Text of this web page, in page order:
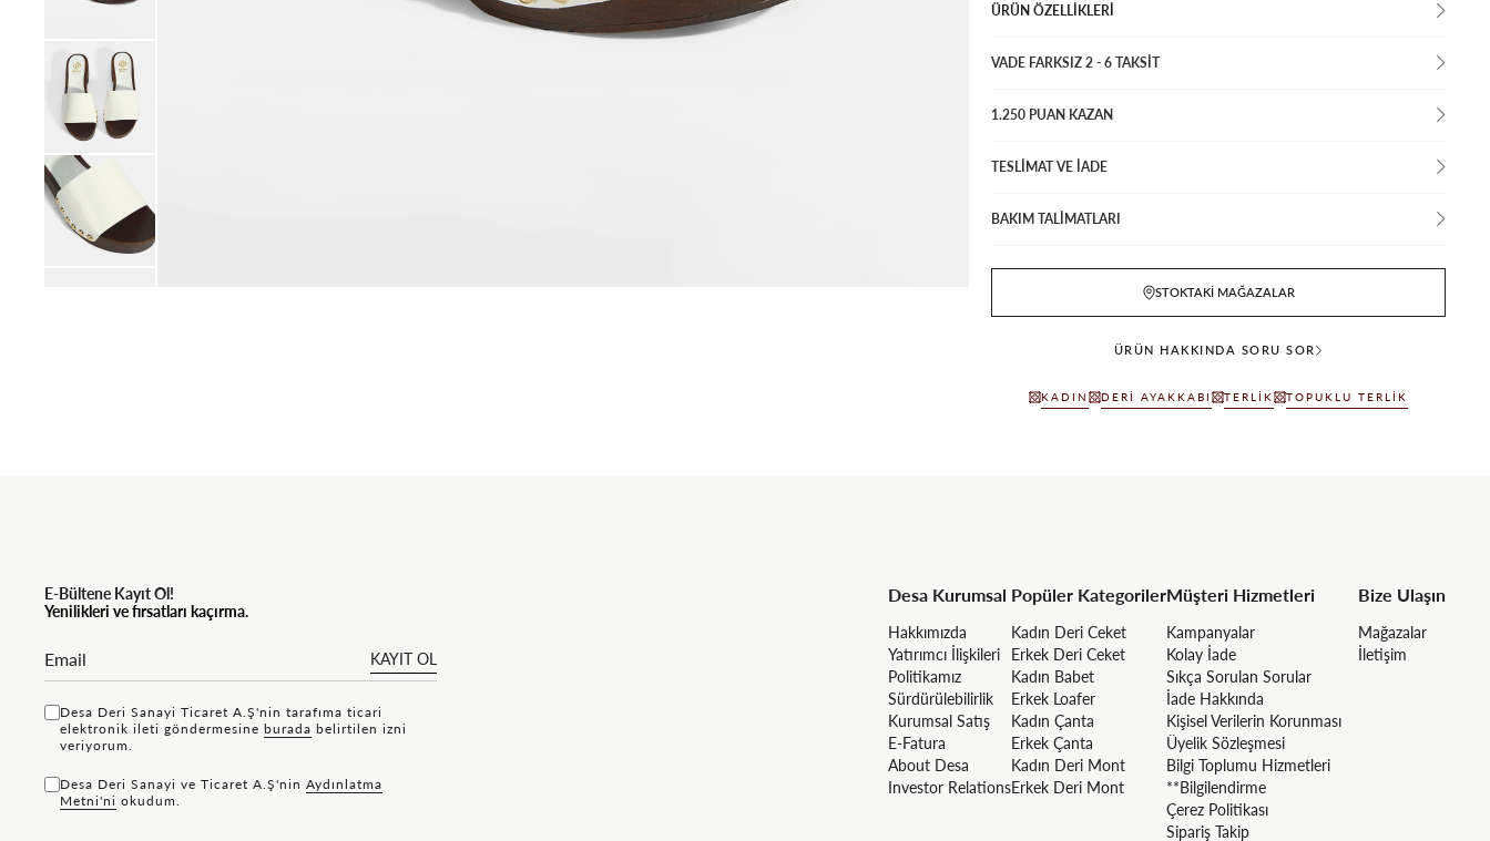
ÜRÜN ÖZELLIKLERI
VADE FARKSIZ 2 - 6 TAKSIT
1.250 PUAN KAZAN
TESLİMAT VE İADE
BAKIM TALİMATLARI
STOKTAKI MAĞAZALAR
ÜRÜN HAKKINDA SORU SOR
KADIN DERI AYAKKABI TERLIK TOPUKLU TERLIK
E-Bültene Kayıt Ol!
Yenilikleri ve fırsatları kaçırma.
KAYIT OL
Desa Deri Sanayi Ticaret A.Ş'nin tarafıma ticari
elektronik ileti göndermesine bu rada belirtilen izni
veriyorum.
Desa Deri Sanayi ve Ticaret A.Ş'nin Aydınlatma
Metni'ni okudum.
Desa Kurumsal
Hakkımızda
Yatırımcı İlişkileri
Politikamız
Sürdürülebilirlik
Kurumsal Satış
E-Fatura
About Desa
Investor Relations
Popüler Kategoriler
Kadın Deri Ceket
Erkek Deri Ceket
Kadın Babet
Erkek Loafer
Kadın Çanta
Erkek Çanta
Kadın Deri Mont
Erkek Deri Mont
Müşteri Hizmetleri
Kampanyalar
Kolay İade
Sıkça Sorulan Sorular
İade Hakkında
Kişisel Verilerin Korunması
Üyelik Sözleşmesi
Bilgi Toplumu Hizmetleri
**Bilgilendirme
Çerez Politikası
Sipariş Takip
Bize Ulaşın
Mağazalar
İletişim